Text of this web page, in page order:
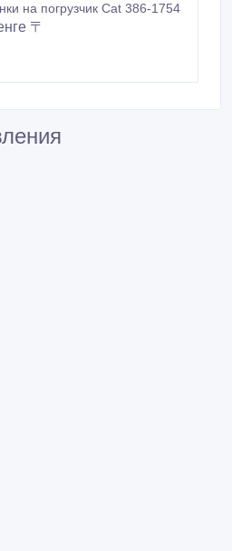
на погрузчик Cat 386-1754
〒